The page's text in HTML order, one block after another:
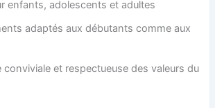
enfants, adolescents et adultes
adaptés aux débutants comme aux
conviviale et respectueuse des valeurs du